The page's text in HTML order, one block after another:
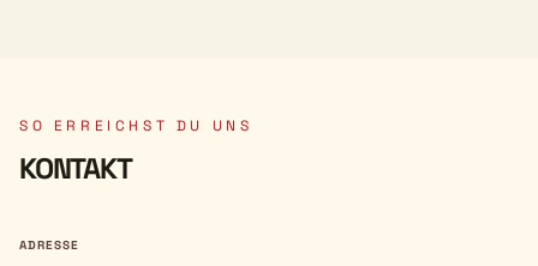
SO ERREICHST DU UNS
KONTAKT
ADRESSE